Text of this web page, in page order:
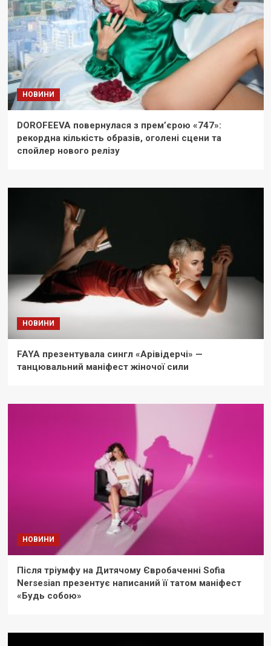
НОВИНИ
DOROFEEVA повернулася з прем’єрою «747»:
рекордна кількість образів, оголені сцени та
спойлер нового релізу
НОВИНИ
FAYA презентувала сингл «Арівідерчі» —
танцювальний маніфест жіночої сили
НОВИНИ
Після тріумфу на Дитячому Євробаченні Sofia
Nersesian презентує написаний її татом маніфест
«Будь собою»